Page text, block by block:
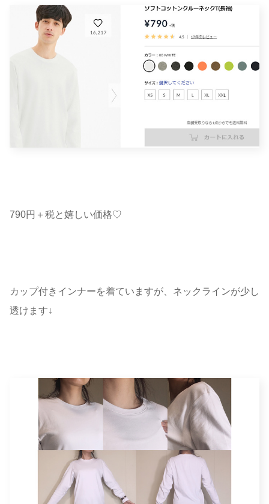
790円＋税と嬉しい価格♡
カップ付きインナーを着ていますが、ネックラインが少し
透けます↓